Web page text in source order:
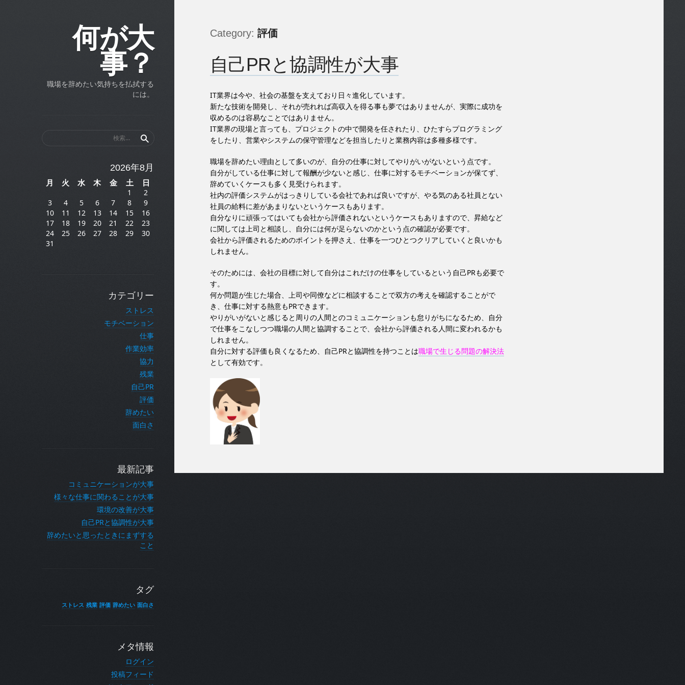
何が大
事？
職場を辞めたい気持ちを払拭する
には。
Category: 評価
自己PRと協調性が大事
IT業界は今や、社会の基盤を支えており日々進化しています。
新たな技術を開発し、それが売れれば高収入を得る事も夢ではありませんが、実際に成功を
収めるのは容易なことではありません。
IT業界の現場と言っても、プロジェクトの中で開発を任されたり、ひたすらプログラミング
をしたり、営業やシステムの保守管理などを担当したりと業務内容は多種多様です。
職場を辞めたい理由として多いのが、自分の仕事に対してやりがいがないという点です。
自分がしている仕事に対して報酬が少ないと感じ、仕事に対するモチベーションが保てず、
辞めていくケースも多く見受けられます。
社内の評価システムがはっきりしている会社であれば良いですが、やる気のある社員とない
社員の給料に差があまりないというケースもあります。
自分なりに頑張ってはいても会社から評価されないというケースもありますので、昇給など
に関しては上司と相談し、自分には何が足らないのかという点の確認が必要です。
会社から評価されるためのポイントを押さえ、仕事を一つひとつクリアしていくと良いかも
しれません。
そのためには、会社の目標に対して自分はこれだけの仕事をしているという自己PRも必要で
す。
何か問題が生じた場合、上司や同僚などに相談することで双方の考えを確認することがで
き、仕事に対する熱意もPRできます。
やりがいがないと感じると周りの人間とのコミュニケーションも怠りがちになるため、自分
で仕事をこなしつつ職場の人間と協調することで、会社から評価される人間に変われるかも
しれません。
自分に対する評価も良くなるため、自己PRと協調性を持つことは職場で生じる問題の解決法
として有効です。
2026年8月
月
火 水 木 金 土 日
1
2
3
4 5 6 7 8
9
10
11 12 13 14 15
16
17
18 19 20 21 22
23
24
25 26 27 28 29
30
31
カテゴリー
ストレス
モチベーション
仕事
作業効率
協力
残業
自己PR
評価
辞めたい
面白さ
最新記事
コミュニケーションが大事
様々な仕事に関わることが大事
環境の改善が大事
自己PRと協調性が大事
辞めたいと思ったときにまずする
こと
タグ
ストレス 残業 評価 辞めたい 面白さ
メタ情報
ログイン
投稿フィード